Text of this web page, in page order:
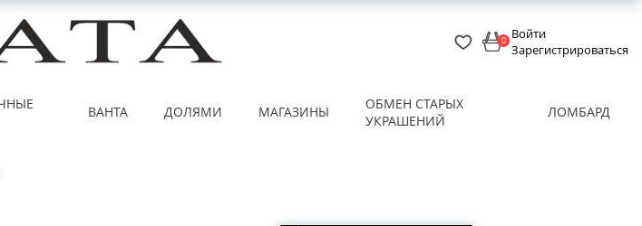
0 Войти
Зарегистрироваться
ВАНТА ДОЛЯМИ МАГАЗИНЫ
ОБМЕН СТАРЫХ
УКРАШЕНИЙ
ЛОМБАРД